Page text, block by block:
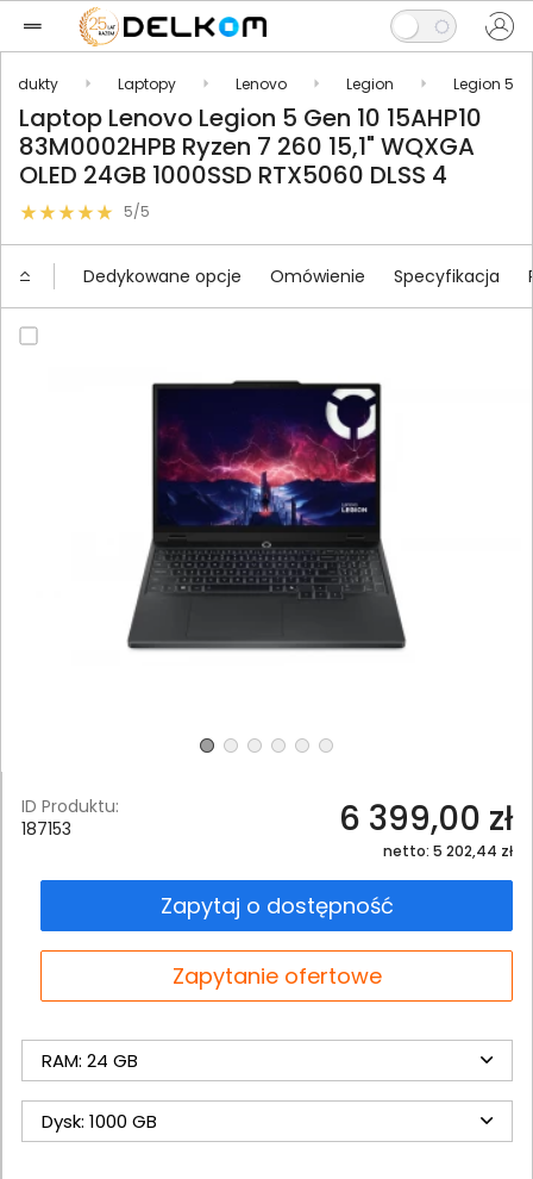
Laptopy Lenovo Legion Legion 5
Laptop Lenovo Legion 5 Gen 10 15AHP10
83M0002HPB Ryzen 7 260 15,1" WQXGA
OLED 24GB 1000SSD RTX5060 DLSS 4
5/5
Dedykowane opcje Omówienie Specyfikacja
ID Produktu:
187153
6 399,00 zł
netto: 5 202,44 zł
Zapytaj o dostępność
Zapytanie ofertowe
RAM: 24 GB
Dysk: 1000 GB